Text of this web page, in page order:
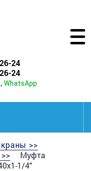
24
24
, WhatsApp
>>
Муфта
1/4"